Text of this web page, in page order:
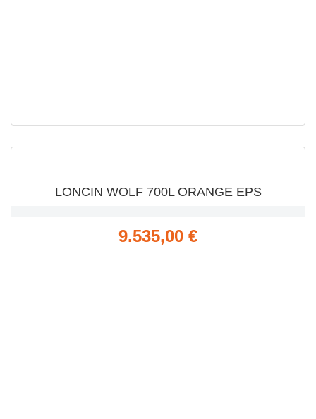
VISTA RÁPIDA
LONCIN WOLF 700L ORANGE EPS
Precio
9.535,00 €